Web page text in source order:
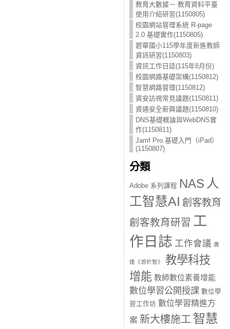
教育大數據－ 教育資料平臺
使用介紹研習(1150805)
校園網站管理系統 R-page
2.0 基礎實作(1150805)
碧華國小115學年度新進教師
資訊研習(1150803)
資訊工作日誌(115年8月份)
校園網路基礎架構(1150812)
智慧網路管理(1150812)
資安訪視常見議題(1150811)
資通安全新興議題(1150810)
DNS基礎概論與WebDNS實
作(1150811)
Jamf Pro 基礎入門（iPad）
(1150807)
分類
Adobe 系列課程 NAS 人
工智慧AI 創客教育
創客教育研習 工
作日誌 工作會議 廣
達《游於智》
教學科技
增能 教師數位素養增能
數位學習公開授課 數位學
習工作坊 數位學習精進方
案 新大樓施工 智慧